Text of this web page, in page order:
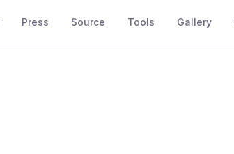
Press Source Tools Gallery